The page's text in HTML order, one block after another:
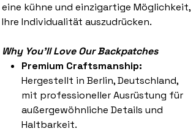
eine kühne und einzigartige Möglichkeit,
Ihre Individualität auszudrücken.
Why You'll Love Our Backpatches
Premium Craftsmanship:
Hergestellt in Berlin, Deutschland,
mit professioneller Ausrüstung für
außergewöhnliche Details und
Haltbarkeit.